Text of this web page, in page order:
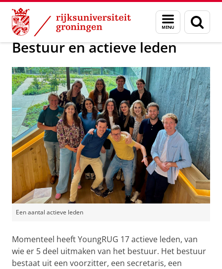
Skip
Content
Skip
Navigation
Menu
en
zoeken
Over ons Over YoungRUG
Bestuur en actieve leden
Een aantal actieve leden
Momenteel heeft YoungRUG 17 actieve leden, van
wie er 5 deel uitmaken van het bestuur. Het bestuur
bestaat uit een voorzitter, een secretaris, een